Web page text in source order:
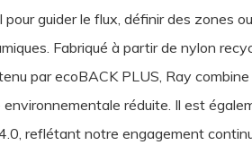
guider le flux, définir des zones
Fabriqué à partir de nylon
par ecoBACK PLUS, Ray
réduite. Il est
reflétant notre engagement